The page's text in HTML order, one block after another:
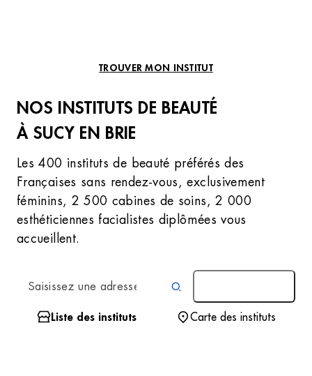
TROUVER MON INSTITUT
NOS INSTITUTS DE BEAUTÉ
À SUCY EN BRIE
Les 400 instituts de beauté préférés des
Françaises sans rendez-vous, exclusivement
féminins, 2 500 cabines de soins, 2 000
esthéticiennes facialistes diplômées vous
accueillent.
Liste des instituts Carte des instituts